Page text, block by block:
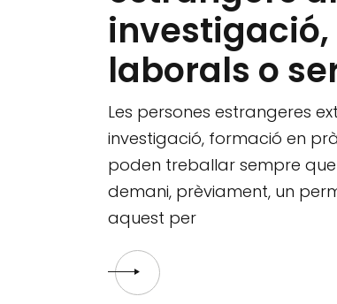
laborals o
Les persones estrangeres
investigació, formació en
poden treballar sempre
demani, prèviament, un
aquest per